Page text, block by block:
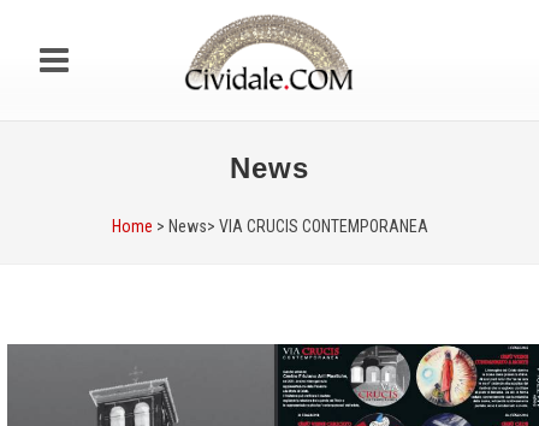
News
Home > News> VIA CRUCIS CONTEMPORANEA